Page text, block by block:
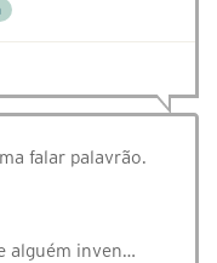
falar palavrão.
alguém inven…